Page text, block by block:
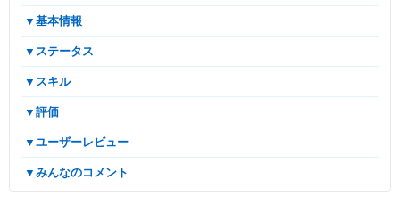
▼基本情報
▼ステータス
▼スキル
▼評価
▼ユーザーレビュー
▼みんなのコメント